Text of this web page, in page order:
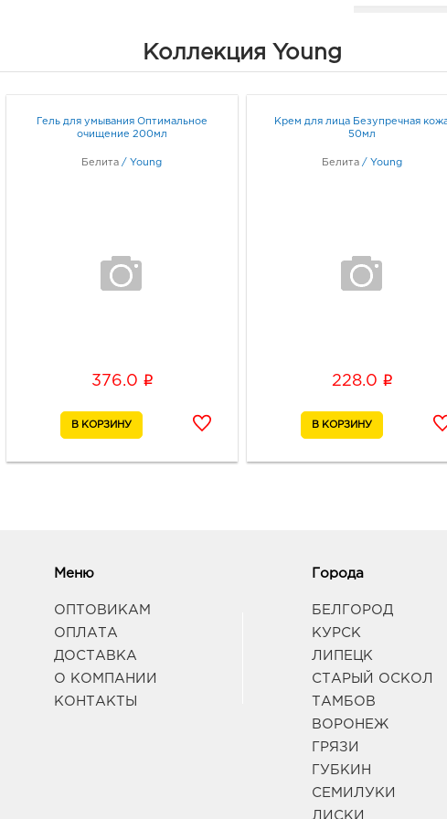
Коллекция Young
Гель для умывания Оптимальное
очищение 200мл
Белита / Young
376.0 i
Крем для лица Безупречная
50мл
Белита / Young
228.0 i
Меню
ОПТОВИКАМ
ОПЛАТА
ДОСТАВКА
О КОМПАНИИ
КОНТАКТЫ
Города
БЕЛГОРОД
КУРСК
ЛИПЕЦК
СТАРЫЙ ОСКОЛ
ТАМБОВ
ВОРОНЕЖ
ГРЯЗИ
ГУБКИН
СЕМИЛУКИ
ЛИСКИ